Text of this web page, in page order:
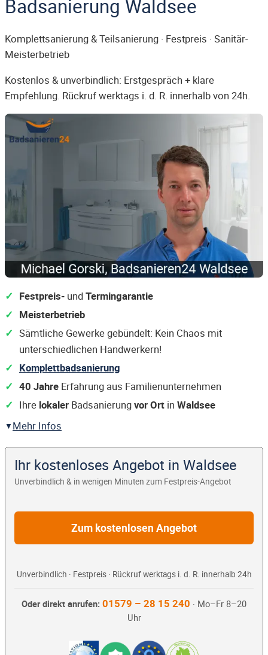
Badsanierung Waldsee
Komplettsanierung & Teilsanierung · Festpreis · Sanitär-
Meisterbetrieb
Kostenlos & unverbindlich: Erstgespräch + klare
Empfehlung. Rückruf werktags i. d. R. innerhalb von 24h.
Festpreis- undTermingarantie
Meisterbetrieb
Sämtliche Gewerke gebündelt: Kein Chaos mit
unterschiedlichen Handwerkern!
Komplettbadsanierung
40 Jahre Erfahrung aus Familienunternehmen
Ihre lokaler Badsanierungvor Ort in Waldsee
Mehr Infos
Ihr kostenloses Angebot in Waldsee
Unverbindlich & in wenigen Minuten zum Festpreis-Angebot
Zum kostenlosen Angebot
Unverbindlich · Festpreis · Rückruf werktags i. d. R. innerhalb 24h
Oder direkt anrufen: 01579 – 28 15 240 · Mo–Fr 8–20
Uhr